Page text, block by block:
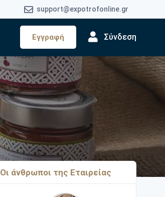
support@expotrofonline.gr
Εγγραφή Σύνδεση
Οι άνθρωποι της Εταιρείας